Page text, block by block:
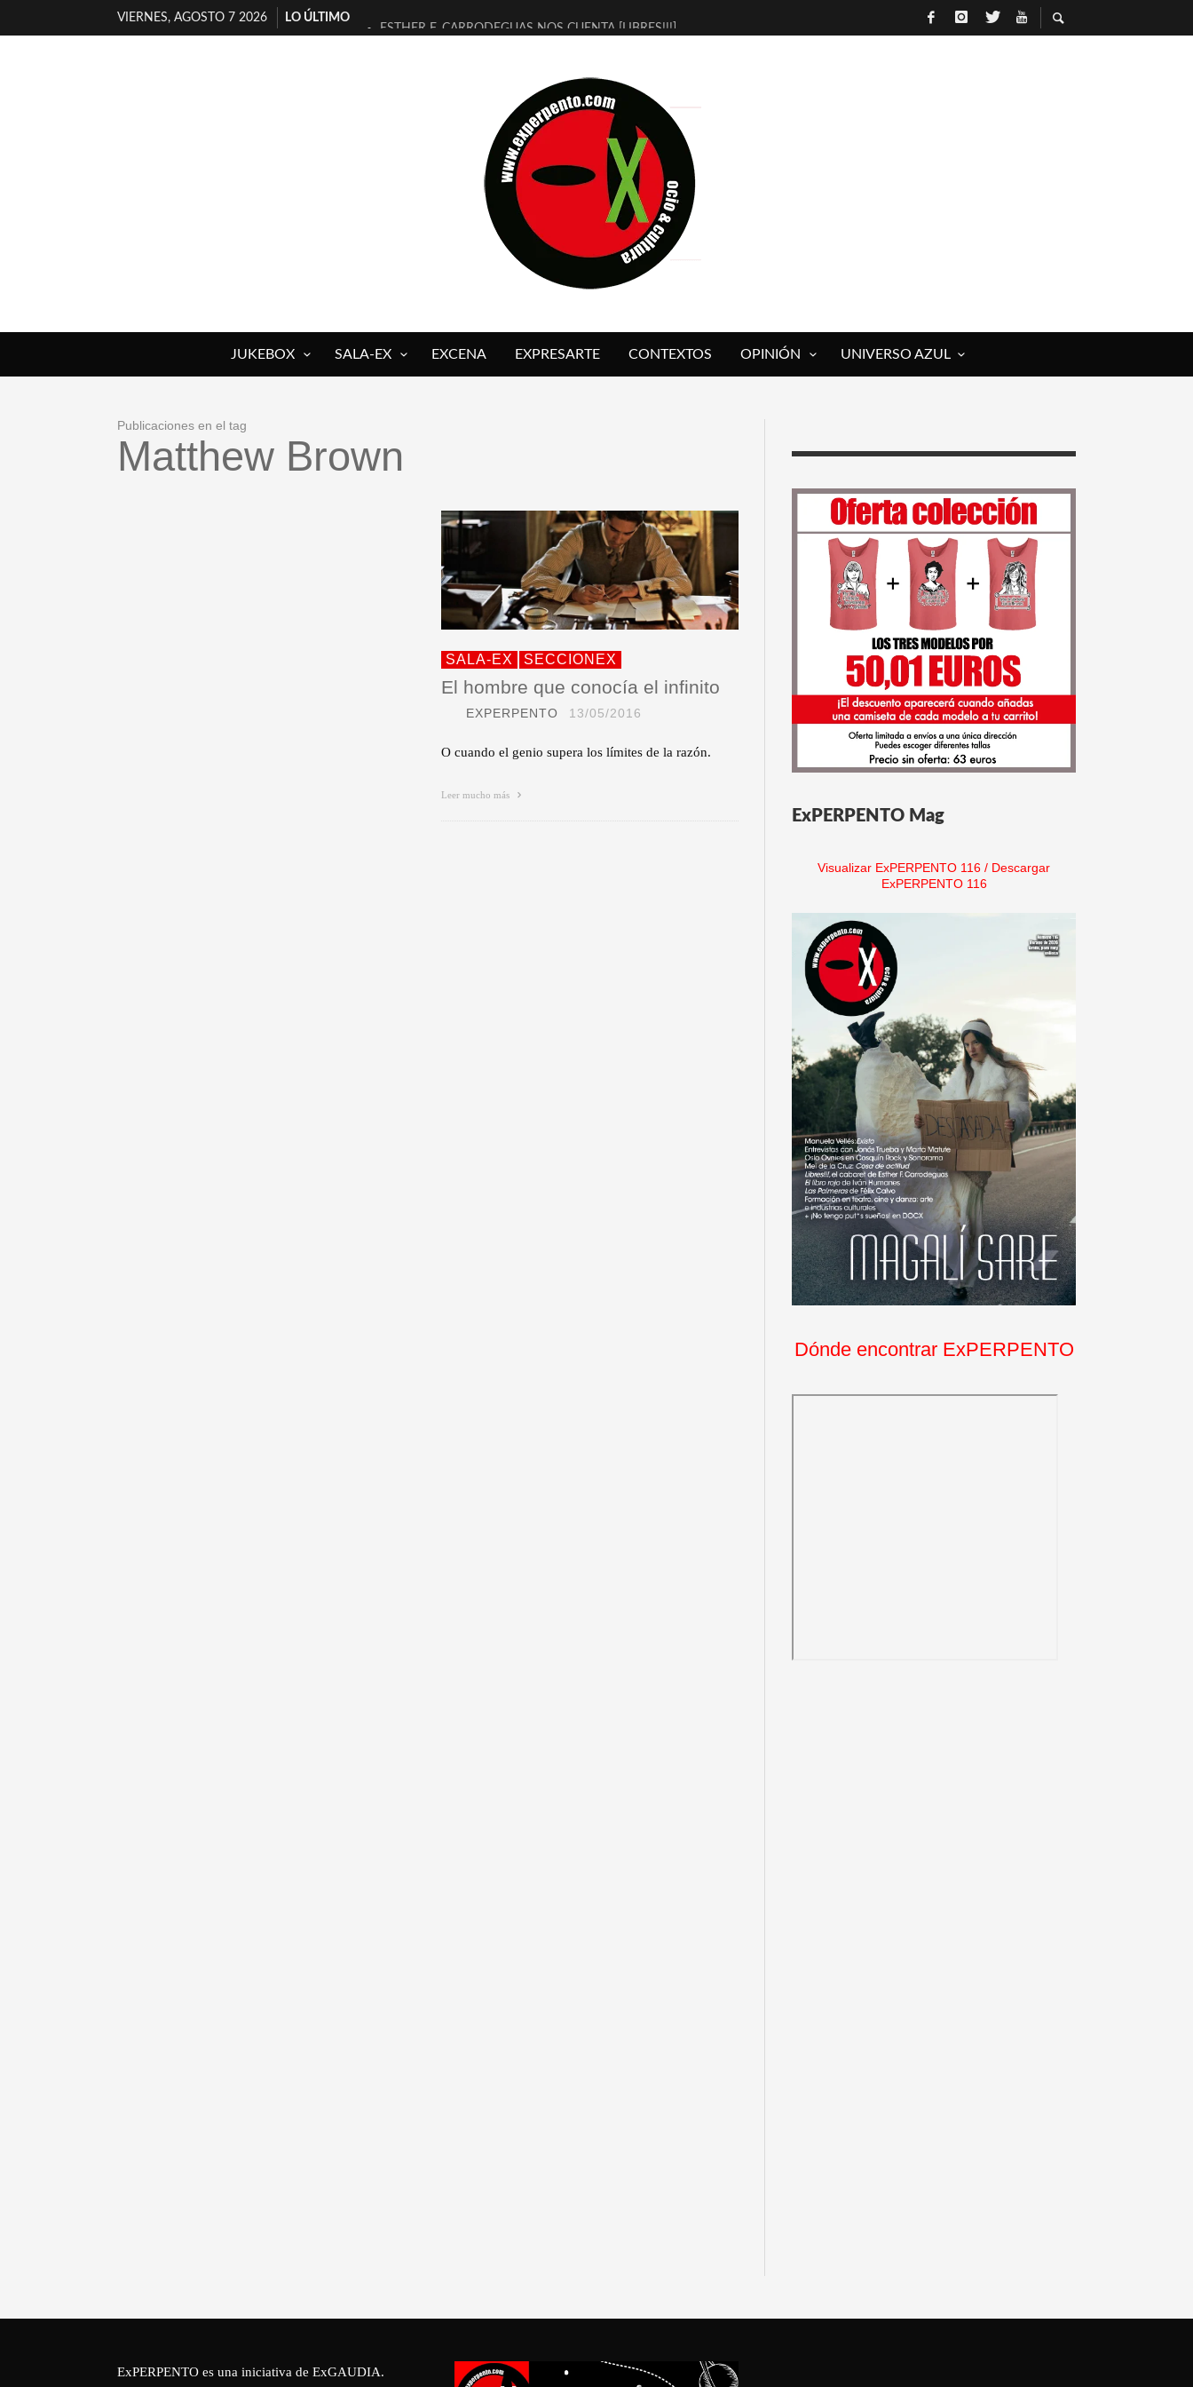
VIERNES, AGOSTO 7 2026
LO ÚLTIMO
ESTHER F. CARRODEGUAS NOS CUENTA [LIBRES!!!]
[ELECTRA JONDA] DE JUAN GUERRERO ZAMORA
TIMBRE 4, LA ESCUELA DEL DIRECTOR TEATRAL CLAUDIO TOLCACHIR
30 AÑOS (NO ES NADA) DE LA KATARSIS DEL TOMATAZO
MILITARES JUDÍAS EN #EXVITA
D’BALDOMEROS REINVENTAN [BITÁCORA 3.0] EN EXVITA
MARSHALL FLASH PRESENTA EN EXVITA [RELATIVA SENCILLEZ]
JOFRE BARDAGÍ EN EXVITA INTERPRETANDO A SERRAT
JUKEBOX SALA-EX EXCENA EXPRESARTE CONTEXTOS OPINIÓN UNIVERSO AZUL
Publicaciones en el tag
Matthew Brown
SALA-EX SECCIONEX
El hombre que conocía el infinito
EXPERPENTO 13/05/2016
O cuando el genio supera los límites de la razón.
Leer mucho más
ExPERPENTO Mag
Visualizar ExPERPENTO 116 / Descargar
ExPERPENTO 116
Dónde encontrar ExPERPENTO
ExPERPENTO es una iniciativa de ExGAUDIA.